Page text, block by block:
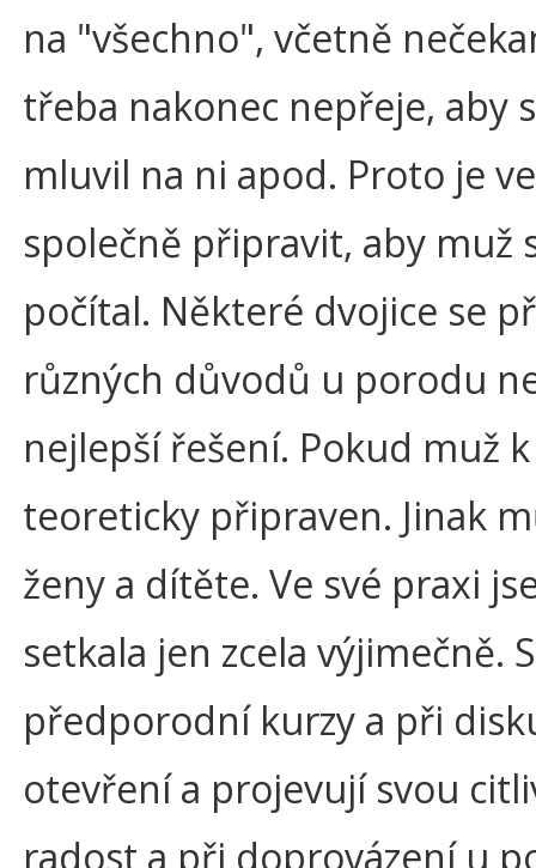
na "všechno", včetně
třeba nakonec nepřeje, aby
mluvil na ni apod. Proto je
společně připravit, aby
počítal. Některé dvojice se
různých důvodů u porodu
nejlepší řešení. Pokud muž
teoreticky připraven. Jinak
ženy a dítěte. Ve své praxi
setkala jen zcela výjimečně.
předporodní kurzy a při
otevření a projevují svou
radost a při doprovázení u